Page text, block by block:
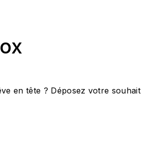
en tête ? Déposez votre souhait